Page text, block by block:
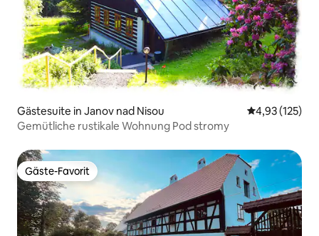
Gästesuite in Janov nad Nisou
4,93 (125)
Gemütliche rustikale Wohnung Pod stromy
Gäste-Favorit
Gäste-Favorit